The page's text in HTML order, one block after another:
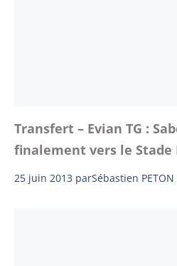
Transfert – Evian TG :
finalement vers le Stade
25 juin 2013 parSébastien PETON